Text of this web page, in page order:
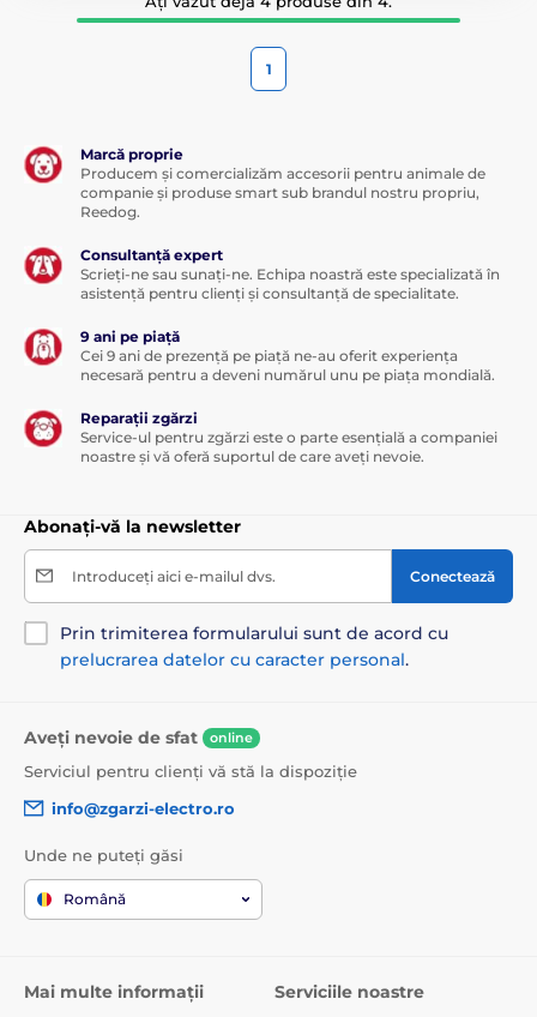
1
Marcă proprie
Producem și comercializăm accesorii pentru animale de
companie și produse smart sub brandul nostru propriu,
Reedog.
Consultanță expert
Scrieți-ne sau sunați-ne. Echipa noastră este specializată în
asistență pentru clienți și consultanță de specialitate.
9 ani pe piață
Cei 9 ani de prezență pe piață ne-au oferit experiența
necesară pentru a deveni numărul unu pe piața mondială.
Reparații zgărzi
Service-ul pentru zgărzi este o parte esențială a companiei
noastre și vă oferă suportul de care aveți nevoie.
Abonați-vă la newsletter
Introduceți aici e-mailul dvs. Conectează
Prin trimiterea formularului sunt de acord cu
prelucrarea datelor cu caracter personal.
Aveți nevoie de sfat online
Serviciul pentru clienți vă stă la dispoziție
info@zgarzi-electro.ro
Unde ne puteți găsi
Română
Mai multe informații Serviciile noastre